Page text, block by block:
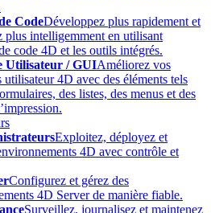
CodeDéveloppez plus rapidement et
plus intelligemment en utilisant
code 4D et les outils intégrés.
Utilisateur / GUIAméliorez vos
utilisateur 4D avec des éléments tels
des listes, des menus et des
Exploitez, déployez et
4D avec contrôle et
Configurez et gérez des
4D Server de manière fiable.
Surveillez, journalisez et maintenez